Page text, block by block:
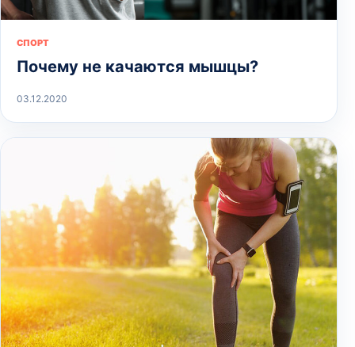
СПОРТ
Почему не качаются мышцы?
03.12.2020